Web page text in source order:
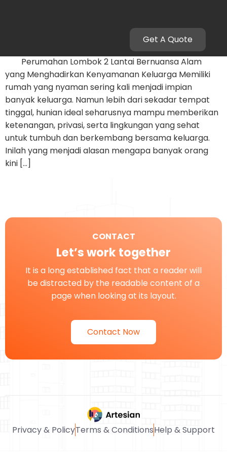
Get A Quote
Perumahan Lombok 2 Lantai Bernuansa Alam
yang Menghadirkan Kenyamanan Keluarga Memiliki
rumah yang nyaman sering kali menjadi impian
banyak keluarga. Namun lebih dari sekadar tempat
tinggal, hunian ideal seharusnya mampu memberikan
ketenangan, privasi, serta lingkungan yang sehat
untuk tumbuh dan berkembang bersama keluarga.
Inilah yang menjadi alasan mengapa banyak orang
kini […]
CONTACT
Let’s work together
It is a long established fact that a reader will
be distracted by the readable content of a
page when looking at its layout.
Contact Now
Privacy & PolicyTerms & ConditionsHelp & Support